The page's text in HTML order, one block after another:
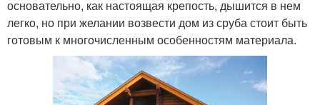
основательно, как настоящая крепость, дышится в нем
легко, но при желании возвести дом из сруба стоит быть
готовым к многочисленным особенностям материала.